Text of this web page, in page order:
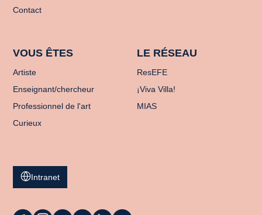
Contact
VOUS ÊTES
Artiste
Enseignant/chercheur
Professionnel de l'art
Curieux
LE RÉSEAU
ResEFE
¡Viva Villa!
MIAS
Intranet